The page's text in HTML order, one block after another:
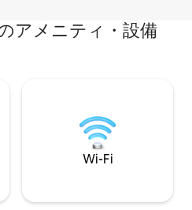
アメニティ・設備
Wi-Fi